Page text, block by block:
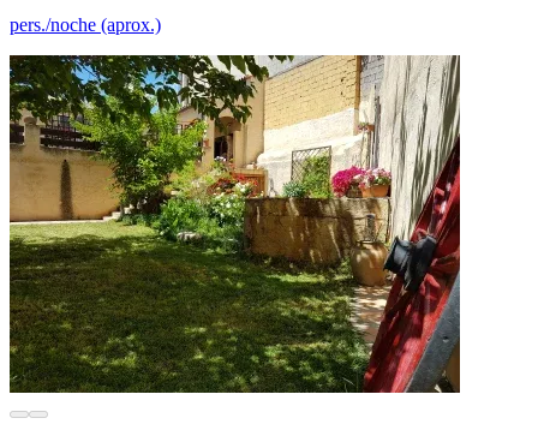
pers./noche (aprox.)